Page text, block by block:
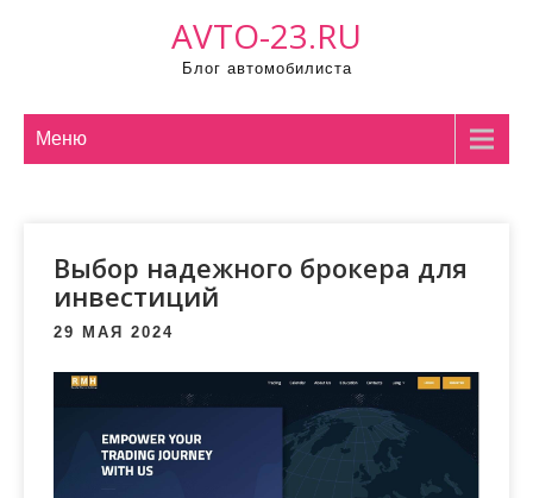
AVTO-23.RU
Блог автомобилиста
Меню
Выбор надежного брокера для
инвестиций
29 МАЯ 2024